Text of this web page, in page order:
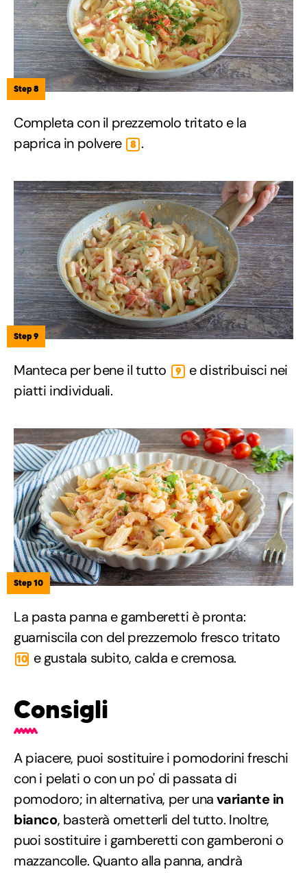
Step 8
Completa con il prezzemolo tritato e la
paprica in polvere
8 .
Step 9
Manteca per bene il tutto 9
e distribuisci nei
piatti individuali.
Step 10
La pasta panna e gamberetti è pronta:
guarniscila con del prezzemolo fresco tritato
10 e gustala subito, calda e cremosa.
Consigli
A piacere, puoi sostituire i pomodorini freschi
con i pelati o con un po' di passata di
pomodoro; in alternativa, per unavariante in
bianco, basterà ometterli del tutto. Inoltre,
puoi sostituire i gamberetti con gamberoni o
mazzancolle. Quanto alla panna, andrà